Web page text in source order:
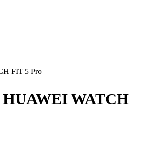
FIT 5 Pro
HUAWEI WATCH